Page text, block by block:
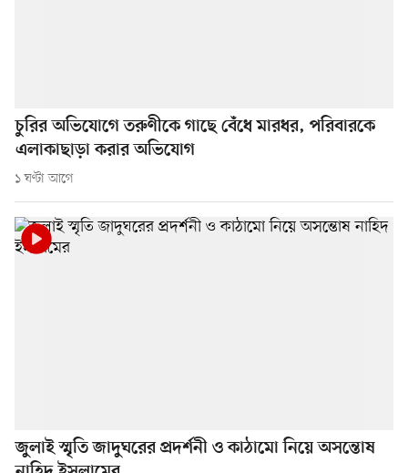
চুরির অভিযোগে তরুণীকে গাছে বেঁধে মারধর, পরিবারকে
এলাকাছাড়া করার অভিযোগ
১ ঘণ্টা আগে
জুলাই স্মৃতি জাদুঘরের প্রদর্শনী ও কাঠামো নিয়ে অসন্তোষ